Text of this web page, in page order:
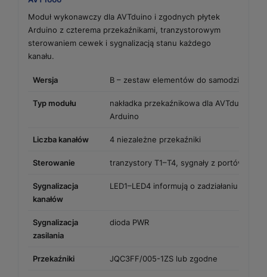
Moduł wykonawczy dla AVTduino i zgodnych płytek
Arduino z czterema przekaźnikami, tranzystorowym
sterowaniem cewek i sygnalizacją stanu każdego
kanału.
Wersja B – zestaw elementów do samodzielnego
Typ modułu
nakładka przekaźnikowa dla AVTduino i
Arduino
Liczba kanałów 4 niezależne przekaźniki
Sterowanie tranzystory T1–T4, sygnały z portów
Sygnalizacja
kanałów
LED1–LED4 informują o zadziałaniu
Sygnalizacja
zasilania
dioda PWR
Przekaźniki JQC3FF/005-1ZS lub zgodne